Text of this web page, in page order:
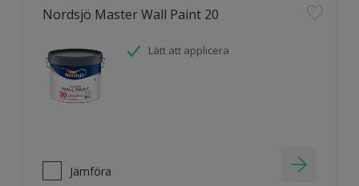
Nordsjö Master Wall Paint 20
Lätt att applicera
Jämföra